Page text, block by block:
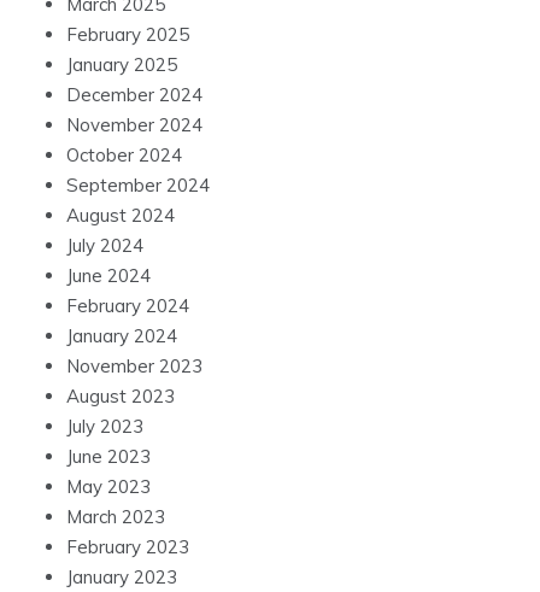
February 2025
January 2025
December 2024
November 2024
October 2024
September 2024
August 2024
July 2024
June 2024
February 2024
January 2024
November 2023
August 2023
July 2023
June 2023
May 2023
March 2023
February 2023
January 2023